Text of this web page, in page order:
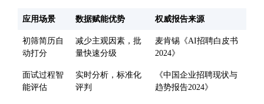
应用场景 数据赋能优势 权威报告来源
初筛简历自
动打分
减少主观因素，批
量快速分级
麦肯锡《AI招聘白皮书
2024》
面试过程智
能评估
实时分析，标准化
评判
《中国企业招聘现状与
趋势报告2024》